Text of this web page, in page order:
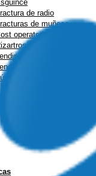
de radio
de muñeca
operatorio
(artrosis de pulgar)
de mano
de Quervain
Carpiano